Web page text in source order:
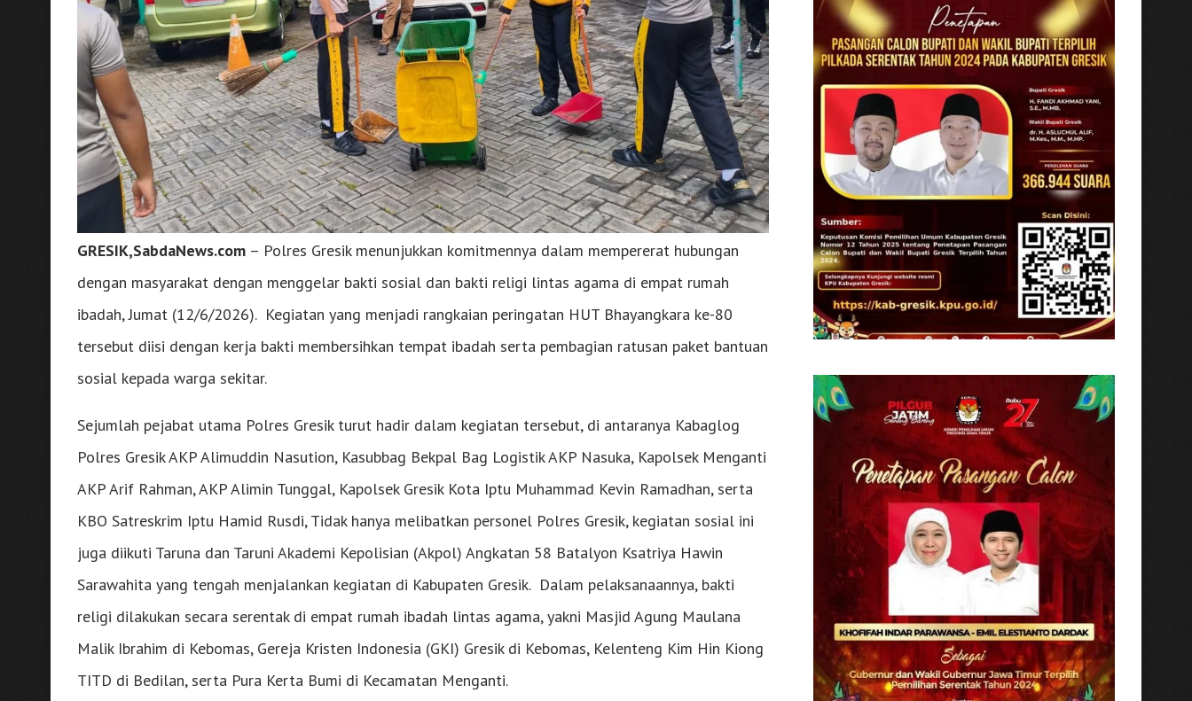
GRESIK,SabdaNews.com – Polres Gresik menunjukkan komitmennya dalam mempererat hubungan
dengan masyarakat dengan menggelar bakti sosial dan bakti religi lintas agama di empat rumah
ibadah, Jumat (12/6/2026). Kegiatan yang menjadi rangkaian peringatan HUT Bhayangkara ke-80
tersebut diisi dengan kerja bakti membersihkan tempat ibadah serta pembagian ratusan paket bantuan
sosial kepada warga sekitar.
Sejumlah pejabat utama Polres Gresik turut hadir dalam kegiatan tersebut, di antaranya Kabaglog
Polres Gresik AKP Alimuddin Nasution, Kasubbag Bekpal Bag Logistik AKP Nasuka, Kapolsek Menganti
AKP Arif Rahman, AKP Alimin Tunggal, Kapolsek Gresik Kota Iptu Muhammad Kevin Ramadhan, serta
KBO Satreskrim Iptu Hamid Rusdi, Tidak hanya melibatkan personel Polres Gresik, kegiatan sosial ini
juga diikuti Taruna dan Taruni Akademi Kepolisian (Akpol) Angkatan 58 Batalyon Ksatriya Hawin
Sarawahita yang tengah menjalankan kegiatan di Kabupaten Gresik. Dalam pelaksanaannya, bakti
religi dilakukan secara serentak di empat rumah ibadah lintas agama, yakni Masjid Agung Maulana
Malik Ibrahim di Kebomas, Gereja Kristen Indonesia (GKI) Gresik di Kebomas, Kelenteng Kim Hin Kiong
TITD di Bedilan, serta Pura Kerta Bumi di Kecamatan Menganti.